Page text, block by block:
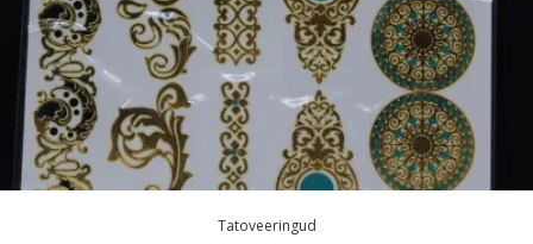
Tatoveeringud